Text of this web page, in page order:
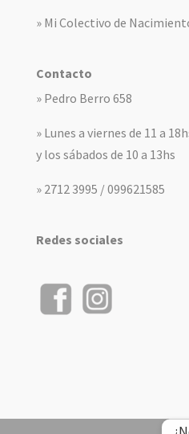
» Mi Colectivo de
Contacto
» Pedro Berro 658
» Lunes a viernes de 11 a
y los sábados de 10 a 13hs
» 2712 3995 / 099621585
Redes sociales